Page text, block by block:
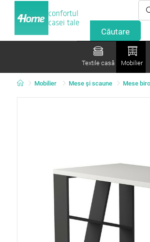
confortul
casei tale
Textile casă Mobilier
Mobilier Mese şi scaune Mese